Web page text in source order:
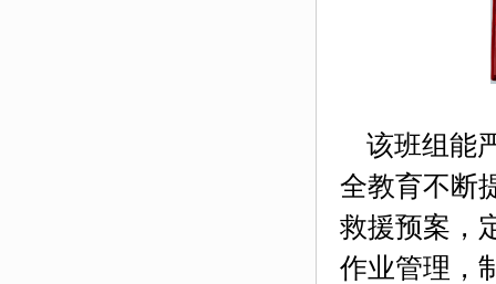
该班组能
全教育不断
救援预案，
作业管理，